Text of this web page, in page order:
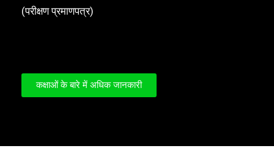
(परीक्षण प्रमाणपत्र)
कक्षाओं के बारे में अधिक जानकारी